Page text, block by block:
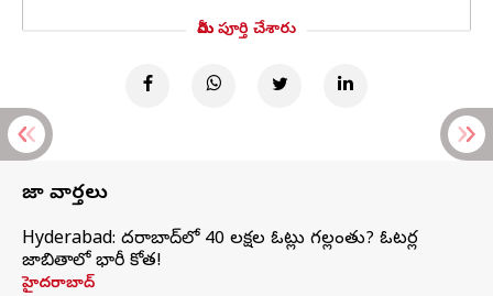
మీరు పూర్తి చేశారు
తాజా వార్తలు
Hyderabad: హైదరాబాద్‌లో 40 లక్షల ఓట్లు గల్లంతు? ఓటర్ల
జాబితాలో భారీ కోత!
హైదరాబాద్